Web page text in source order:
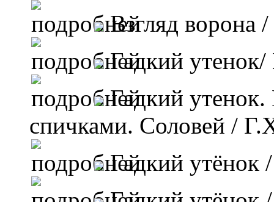
Взгляд ворона /
Гадкий
Гадкий утенок.
спичками. Соловей /
Гадкий утёнок